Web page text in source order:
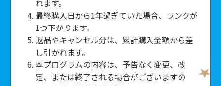
れます。
最終購入日から1年過ぎていた場合、ランクが
1つ下がります。
返品やキャンセル分は、累計購入金額から差
し引かれます。
本プログラムの内容は、予告なく変更、改
定、または終了される場合がございますの